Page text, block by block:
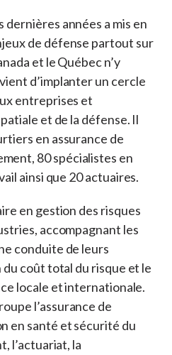
dernières années a mis en
de défense partout sur
et le Québec n’y
d’implanter un cercle
entreprises et
et de la défense. Il
en assurance de
80 spécialistes en
ainsi que 20 actuaires.
en gestion des risques
accompagnant les
conduite de leurs
coût total du risque et le
locale et internationale.
l’assurance de
en santé et sécurité du
l’actuariat, la